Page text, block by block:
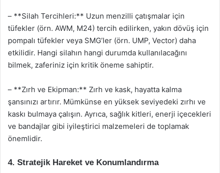
– **Silah Tercihleri:** Uzun menzilli çatışmalar için
tüfekler (örn. AWM, M24) tercih edilirken, yakın dövüş için
pompalı tüfekler veya SMG’ler (örn. UMP, Vector) daha
etkilidir. Hangi silahın hangi durumda kullanılacağını
bilmek, zaferiniz için kritik öneme sahiptir.
– **Zırh ve Ekipman:** Zırh ve kask, hayatta kalma
şansınızı artırır. Mümkünse en yüksek seviyedeki zırhı ve
kaskı bulmaya çalışın. Ayrıca, sağlık kitleri, enerji içecekleri
ve bandajlar gibi iyileştirici malzemeleri de toplamak
önemlidir.
4. Stratejik Hareket ve Konumlandırma